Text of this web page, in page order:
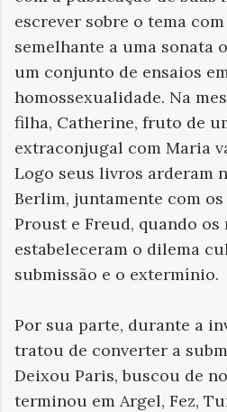
escrever sobre o tema
semelhante a uma sonata
um conjunto de ensaios
homossexualidade. Na
filha, Catherine, fruto de
extraconjugal com Maria
Logo seus livros arderam
Berlim, juntamente com os
Proust e Freud, quando os
estabeleceram o dilema
submissão e o extermínio.
Por sua parte, durante a
tratou de converter a
Deixou Paris, buscou de
terminou em Argel, Fez,